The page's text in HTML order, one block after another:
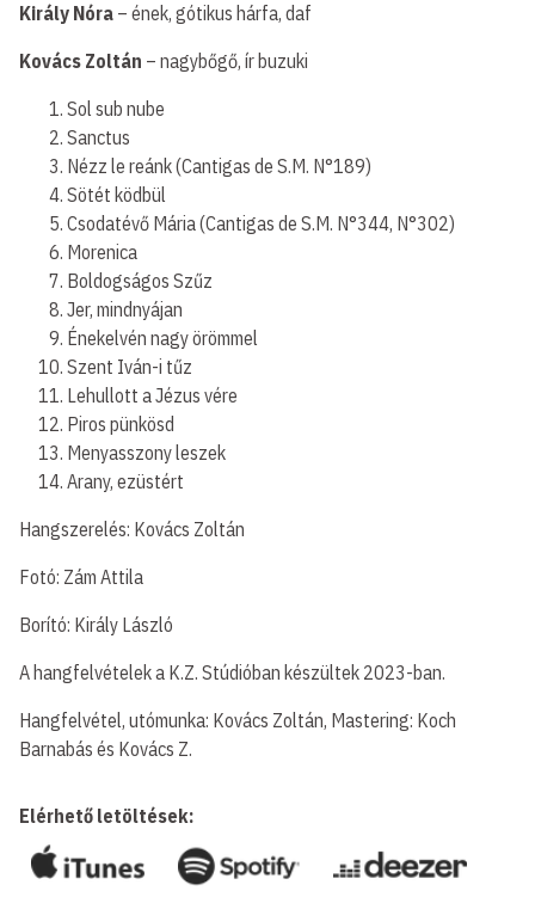
Király Nóra – ének, gótikus hárfa, daf
Kovács Zoltán – nagybőgő, ír buzuki
Sol sub nube
Sanctus
Nézz le reánk (Cantigas de S.M. N°189)
Sötét ködbül
Csodatévő Mária (Cantigas de S.M. N°344, N°302)
Morenica
Boldogságos Szűz
Jer, mindnyájan
Énekelvén nagy örömmel
Szent Iván-i tűz
Lehullott a Jézus vére
Piros pünkösd
Menyasszony leszek
Arany, ezüstért
Hangszerelés: Kovács Zoltán
Fotó: Zám Attila
Borító: Király László
A hangfelvételek a K.Z. Stúdióban készültek 2023-ban.
Hangfelvétel, utómunka: Kovács Zoltán, Mastering: Koch
Barnabás és Kovács Z.
Elérhető letöltések: